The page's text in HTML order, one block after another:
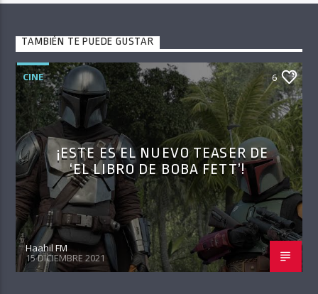
TAMBIÉN TE PUEDE GUSTAR
CINE 6
¡ESTE ES EL NUEVO TEASER DE
‘EL LIBRO DE BOBA FETT’!
Haahil FM
15 DICIEMBRE 2021